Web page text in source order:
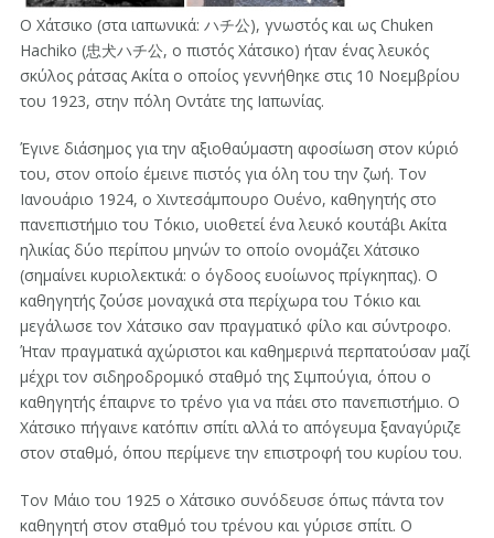
Ο Χάτσικο (στα ιαπωνικά: ハチ公), γνωστός και ως Chuken
Hachiko (忠犬ハチ公, ο πιστός Χάτσικο) ήταν ένας λευκός
σκύλος ράτσας Ακίτα ο οποίος γεννήθηκε στις 10 Νοεμβρίου
του 1923, στην πόλη Οντάτε της Ιαπωνίας.
Έγινε διάσημος για την αξιοθαύμαστη αφοσίωση στον κύριό
του, στον οποίο έμεινε πιστός για όλη του την ζωή. Τον
Ιανουάριο 1924, ο Χιντεσάμπουρο Ουένο, καθηγητής στο
πανεπιστήμιο του Τόκιο, υιοθετεί ένα λευκό κουτάβι Ακίτα
ηλικίας δύο περίπου μηνών το οποίο ονομάζει Χάτσικο
(σημαίνει κυριολεκτικά: ο όγδοος ευοίωνος πρίγκηπας). Ο
καθηγητής ζούσε μοναχικά στα περίχωρα του Τόκιο και
μεγάλωσε τον Χάτσικο σαν πραγματικό φίλο και σύντροφο.
Ήταν πραγματικά αχώριστοι και καθημερινά περπατούσαν μαζί
μέχρι τον σιδηροδρομικό σταθμό της Σιμπούγια, όπου ο
καθηγητής έπαιρνε το τρένο για να πάει στο πανεπιστήμιο. Ο
Χάτσικο πήγαινε κατόπιν σπίτι αλλά το απόγευμα ξαναγύριζε
στον σταθμό, όπου περίμενε την επιστροφή του κυρίου του.
Τον Μάιο του 1925 ο Χάτσικο συνόδευσε όπως πάντα τον
καθηγητή στον σταθμό του τρένου και γύρισε σπίτι. Ο